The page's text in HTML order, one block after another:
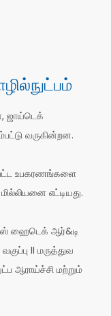
ஜாய்டெக்
வருகின்றன.
உபகரணங்களை
எட்டியது.
ஹைடெக் ஆர்&டி
II மருத்துவ
ஆராய்ச்சி மற்றும்